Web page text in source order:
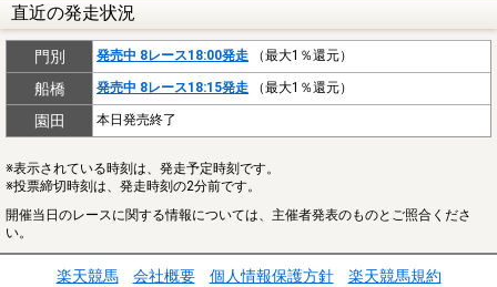
直近の発走状況
門別 発売中 8レース18:00発走 （最大1％還元）
船橋 発売中 8レース18:15発走 （最大1％還元）
園田 本日発売終了
※表示されている時刻は、発走予定時刻です。
※投票締切時刻は、発走時刻の2分前です。
開催当日のレースに関する情報については、主催者発表のものとご照合くださ
い。
楽天競馬 会社概要 個人情報保護方針 楽天競馬規約